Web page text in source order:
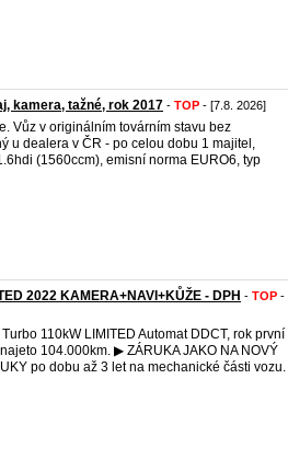
kamera, tažné, rok 2017 - TOP - [7.8. 2026]
Vůz v originálním továrním stavu bez
u dealera v ČR - po celou dobu 1 majitel,
(1560ccm), emisní norma EURO6, typ
2022 KAMERA+NAVI+KŮŽE - DPH - TOP -
110kW LIMITED Automat DDCT, rok první
104.000km. ▶ ZÁRUKA JAKO NA NOVÝ
po dobu až 3 let na mechanické části vozu.